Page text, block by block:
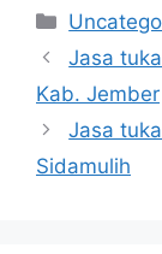
Jasa
Kab. Jember
Jasa
Sidamulih